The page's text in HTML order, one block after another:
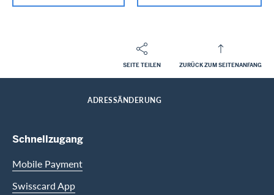
SEITE TEILEN ZURÜCK ZUM SEITENANFANG
Footer
ADRESSÄNDERUNG
Footer Navigation
Schnellzugang
Mobile Payment
Swisscard App